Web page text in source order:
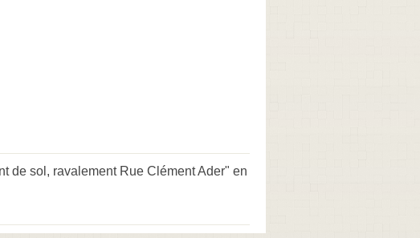
de sol, ravalement Rue Clément Ader" en